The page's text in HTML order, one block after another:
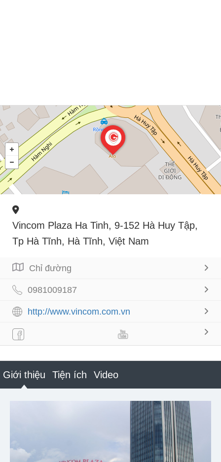
Vincom Plaza Ha Tinh, 9-152 Hà Huy Tập,
Tp Hà Tĩnh, Hà Tĩnh, Việt Nam
Chỉ đường
0981009187
http://www.vincom.com.vn
Giới thiệu Tiện ích Video